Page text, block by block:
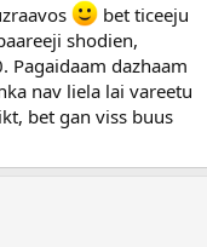
bet ticeeju
shodien,
Pagaidaam dazhaam
nav liela lai vareetu
bet gan viss buus